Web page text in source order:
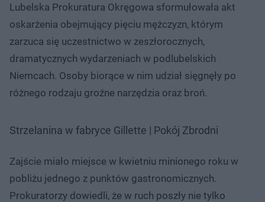
Lubelska Prokuratura Okręgowa sformułowała akt
oskarżenia obejmujący pięciu mężczyzn, którym
zarzuca się uczestnictwo w zeszłorocznych,
dramatycznych wydarzeniach w podlubelskich
Niemcach. Osoby biorące w nim udział sięgnęły po
różnego rodzaju groźne narzędzia oraz broń.
Strzelanina w fabryce Gillette | Pokój Zbrodni
Zajście miało miejsce w kwietniu minionego roku w
pobliżu jednego z punktów gastronomicznych.
Prokuratorzy dowiedli, że w ruch poszły nie tylko